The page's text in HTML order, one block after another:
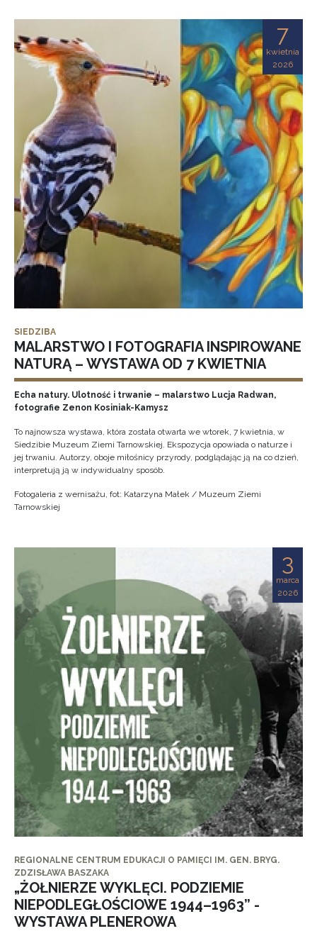
7
kwietnia
2026
SIEDZIBA
MALARSTWO I FOTOGRAFIA INSPIROWANE
NATURĄ – WYSTAWA OD 7 KWIETNIA
Echa natury. Ulotność i trwanie – malarstwo Lucja Radwan,
fotografie Zenon Kosiniak-Kamysz
To najnowsza wystawa, która została otwarta we wtorek, 7 kwietnia, w
Siedzibie Muzeum Ziemi Tarnowskiej. Ekspozycja opowiada o naturze i
jej trwaniu. Autorzy, oboje miłośnicy przyrody, podglądając ją na co dzień,
interpretują ją w indywidualny sposób.
Fotogaleria z wernisażu, fot: Katarzyna Małek / Muzeum Ziemi
Tarnowskiej
3
marca
2026
REGIONALNE CENTRUM EDUKACJI O PAMIĘCI IM. GEN. BRYG.
ZDZISŁAWA BASZAKA
„ŻOŁNIERZE WYKLĘCI. PODZIEMIE
NIEPODLEGŁOŚCIOWE 1944–1963” -
WYSTAWA PLENEROWA